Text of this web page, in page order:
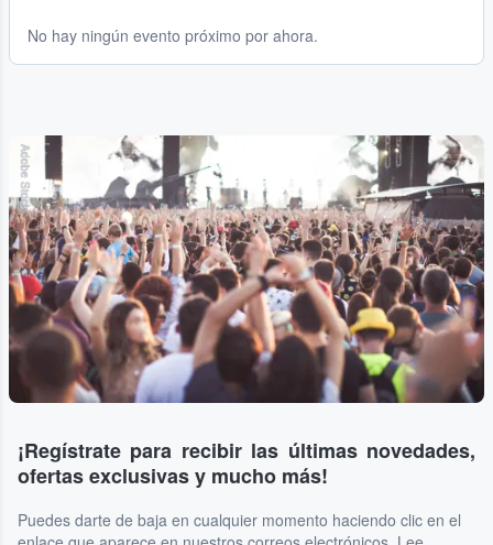
No hay ningún evento próximo por ahora.
Adobe Stock
¡Regístrate para recibir las últimas novedades,
ofertas exclusivas y mucho más!
Puedes darte de baja en cualquier momento haciendo clic en el